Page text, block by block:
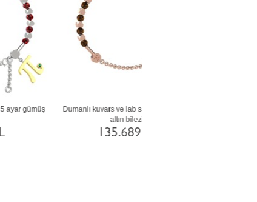
Garnet ve beyaz zirkon 18 ayar beyaz altın
122.758 TL